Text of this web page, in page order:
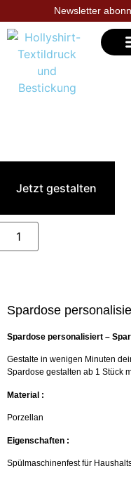
Newsletter
Spardose
Jetzt gestalten
Spardose personalisiert –
Gestalte in wenigen Minuten
Spardose gestalten ab 1 Stück
Material :
Porzellan
Eigenschaften :
Spülmaschinenfest für